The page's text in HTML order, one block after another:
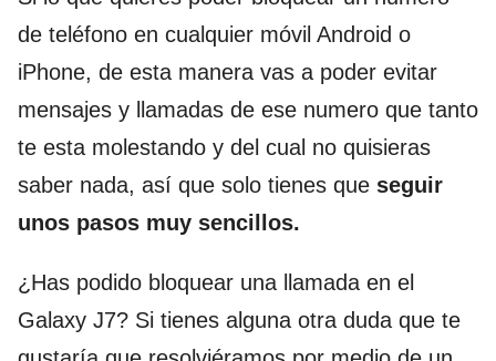
de teléfono en cualquier móvil Android o
iPhone, de esta manera vas a poder evitar
mensajes y llamadas de ese numero que tanto
te esta molestando y del cual no quisieras
saber nada, así que solo tienes que seguir
unos pasos muy sencillos.
¿Has podido bloquear una llamada en el
Galaxy J7? Si tienes alguna otra duda que te